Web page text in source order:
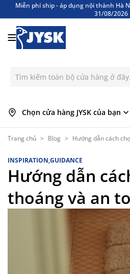
Miễn phí ship - áp dụng nội thành Hà
31/08/2026
Chọn cửa hàng JYSK của bạn
Trang chủ > Blog > Hướng dẫn cách
INSPIRATION,GUIDANCE
Hướng dẫn
thoáng và an